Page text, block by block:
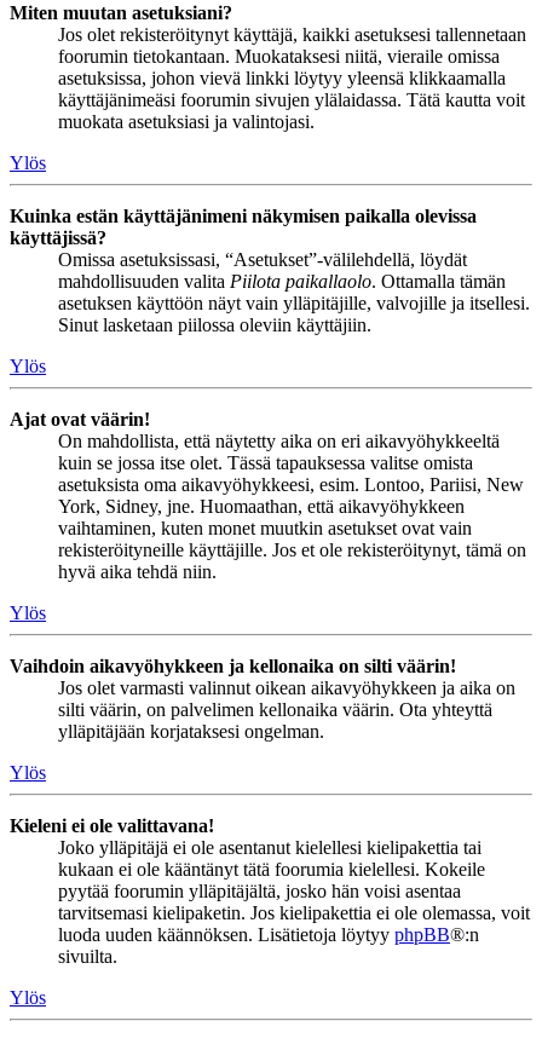
Miten muutan asetuksiani?
Jos olet rekisteröitynyt käyttäjä, kaikki asetuksesi tallennetaan
foorumin tietokantaan. Muokataksesi niitä, vieraile omissa
asetuksissa, johon vievä linkki löytyy yleensä klikkaamalla
käyttäjänimeäsi foorumin sivujen ylälaidassa. Tätä kautta voit
muokata asetuksiasi ja valintojasi.
Ylös
Kuinka estän käyttäjänimeni näkymisen paikalla olevissa
käyttäjissä?
Omissa asetuksissasi, “Asetukset”-välilehdellä, löydät
mahdollisuuden valita Piilota paikallaolo. Ottamalla tämän
asetuksen käyttöön näyt vain ylläpitäjille, valvojille ja itsellesi.
Sinut lasketaan piilossa oleviin käyttäjiin.
Ylös
Ajat ovat väärin!
On mahdollista, että näytetty aika on eri aikavyöhykkeeltä
kuin se jossa itse olet. Tässä tapauksessa valitse omista
asetuksista oma aikavyöhykkeesi, esim. Lontoo, Pariisi, New
York, Sidney, jne. Huomaathan, että aikavyöhykkeen
vaihtaminen, kuten monet muutkin asetukset ovat vain
rekisteröityneille käyttäjille. Jos et ole rekisteröitynyt, tämä on
hyvä aika tehdä niin.
Ylös
Vaihdoin aikavyöhykkeen ja kellonaika on silti väärin!
Jos olet varmasti valinnut oikean aikavyöhykkeen ja aika on
silti väärin, on palvelimen kellonaika väärin. Ota yhteyttä
ylläpitäjään korjataksesi ongelman.
Ylös
Kieleni ei ole valittavana!
Joko ylläpitäjä ei ole asentanut kielellesi kielipakettia tai
kukaan ei ole kääntänyt tätä foorumia kielellesi. Kokeile
pyytää foorumin ylläpitäjältä, josko hän voisi asentaa
tarvitsemasi kielipaketin. Jos kielipakettia ei ole olemassa, voit
luoda uuden käännöksen. Lisätietoja löytyy phpBB®:n
sivuilta.
Ylös